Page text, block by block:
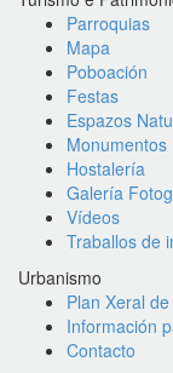
Parroquias
Mapa
Poboación
Festas
Espazos
Monumentos
Hostalería
Galería
Vídeos
Traballos de
Urbanismo
Plan Xeral
Información
Contacto